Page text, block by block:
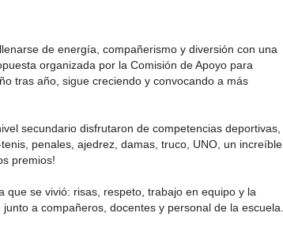
de energía, compañerismo y diversión con una
organizada por la Comisión de Apoyo para
tras año, sigue creciendo y convocando a más
secundario disfrutaron de competencias deportivas,
penales, ajedrez, damas, truco, UNO, un increíble
premios!
que se vivió: risas, respeto, trabajo en equipo y la
a compañeros, docentes y personal de la escuela.